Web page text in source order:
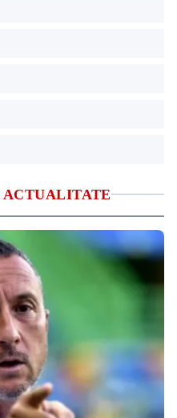
ACTUALITATE